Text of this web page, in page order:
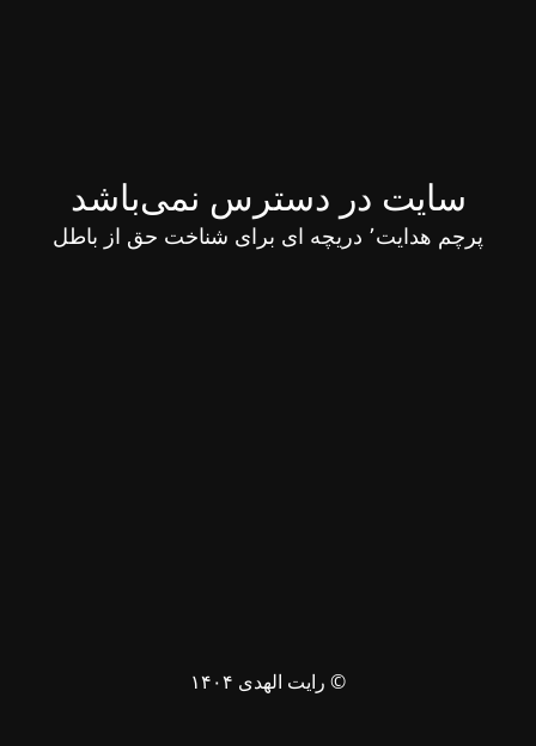
سایت در دسترس نمی‌باشد
پرچم هدایت٬ دریچه ای برای شناخت حق از باطل
© رایت الهدی ۱۴۰۴